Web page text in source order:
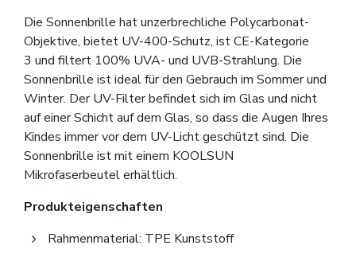
Die Sonnenbrille hat unzerbrechliche Polycarbonat-
Objektive, bietet UV-400-Schutz, ist CE-Kategorie
3 und filtert 100% UVA- und UVB-Strahlung. Die
Sonnenbrille ist ideal für den Gebrauch im Sommer und
Winter. Der UV-Filter befindet sich im Glas und nicht
auf einer Schicht auf dem Glas, so dass die Augen Ihres
Kindes immer vor dem UV-Licht geschützt sind. Die
Sonnenbrille ist mit einem KOOLSUN
Mikrofaserbeutel erhältlich.
Produkteigenschaften
Rahmenmaterial: TPE Kunststoff